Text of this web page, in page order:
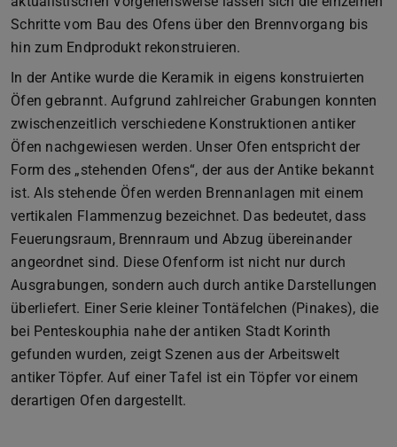
Schritte vom Bau des Ofens über den Brennvorgang bis
hin zum Endprodukt rekonstruieren.
In der Antike wurde die Keramik in eigens konstruierten
Öfen gebrannt. Aufgrund zahlreicher Grabungen konnten
zwischenzeitlich verschiedene Konstruktionen antiker
Öfen nachgewiesen werden. Unser Ofen entspricht der
Form des „stehenden Ofens“, der aus der Antike bekannt
ist. Als stehende Öfen werden Brennanlagen mit einem
vertikalen Flammenzug bezeichnet. Das bedeutet, dass
Feuerungsraum, Brennraum und Abzug übereinander
angeordnet sind. Diese Ofenform ist nicht nur durch
Ausgrabungen, sondern auch durch antike Darstellungen
überliefert. Einer Serie kleiner Tontäfelchen (Pinakes), die
bei Penteskouphia nahe der antiken Stadt Korinth
gefunden wurden, zeigt Szenen aus der Arbeitswelt
antiker Töpfer. Auf einer Tafel ist ein Töpfer vor einem
derartigen Ofen dargestellt.